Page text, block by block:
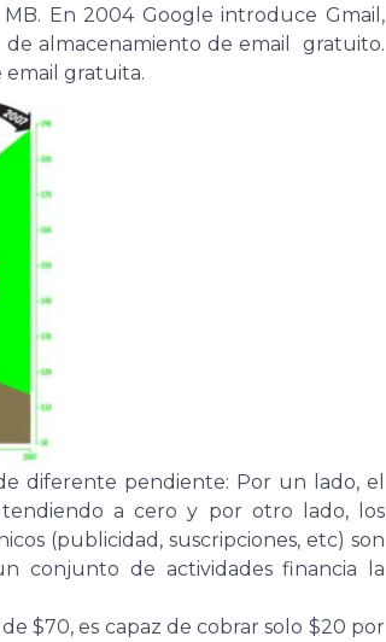
En 2004 Google introduce Gmail,
de almacenamiento de email gratuito.
email gratuita.
diferente pendiente: Por un lado, el
a cero y por otro lado, los
(publicidad, suscripciones, etc) son
conjunto de actividades financia la
$70, es capaz de cobrar solo $20 por